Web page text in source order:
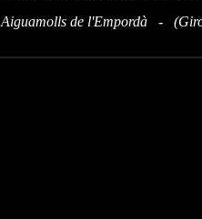
Aiguamolls de l'Empordà -